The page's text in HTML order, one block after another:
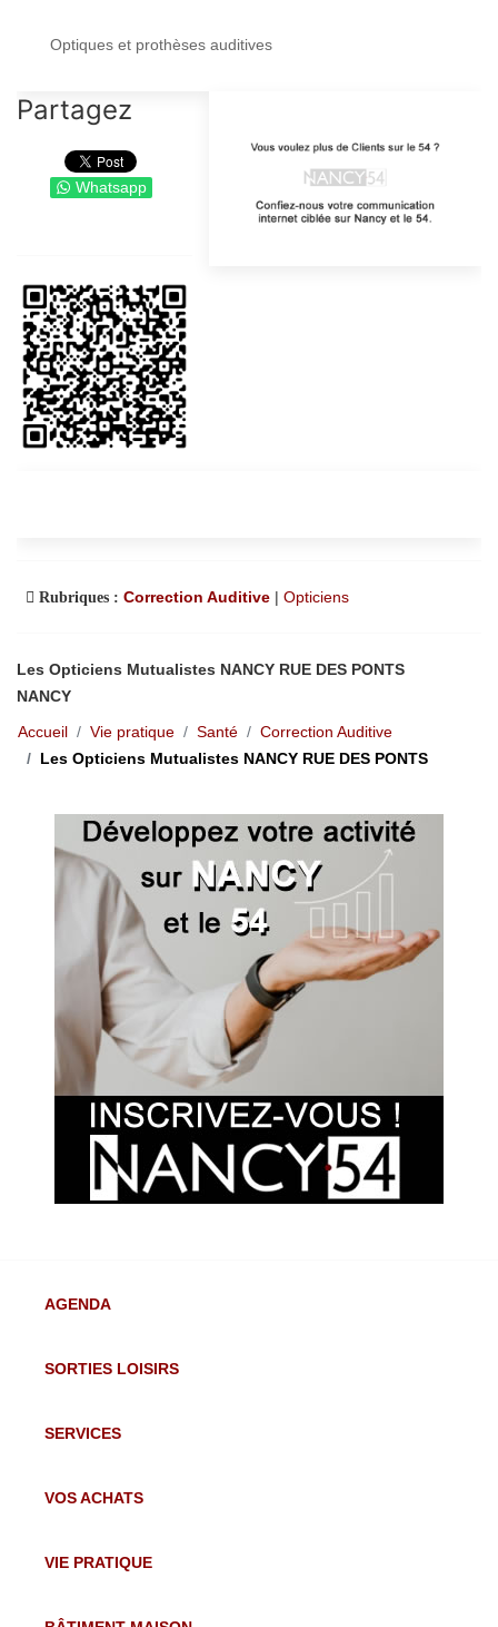
Optiques et prothèses auditives
Partagez
Whatsapp
Rubriques : Correction Auditive | Opticiens
Les Opticiens Mutualistes NANCY RUE DES PONTS
NANCY
Accueil
Vie pratique Santé
Correction Auditive
Les Opticiens Mutualistes NANCY RUE DES PONTS
AGENDA
SORTIES LOISIRS
SERVICES
VOS ACHATS
VIE PRATIQUE